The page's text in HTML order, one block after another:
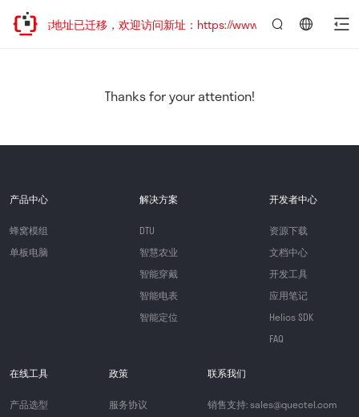
网站地址已迁移，欢迎访问新址：https://www.quectel.com.cn
Thanks for your attention!
产品中心
蜂窝模组
单板电脑
解决方案
DTU
智慧农业
智能穿戴
智能电表
智能定位
开发者中心
资源下载
文档中心
开发工具
应用笔记
Helios SDK
FAQ
在线工具
产品选型
政策
服务协议
联系我们
销售支持: sales@quectel.com